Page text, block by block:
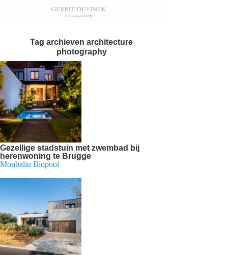
Tag archieven architecture
photography
Gezellige stadstuin met zwembad bij
herenwoning te Brugge
Monbaliu Biopool